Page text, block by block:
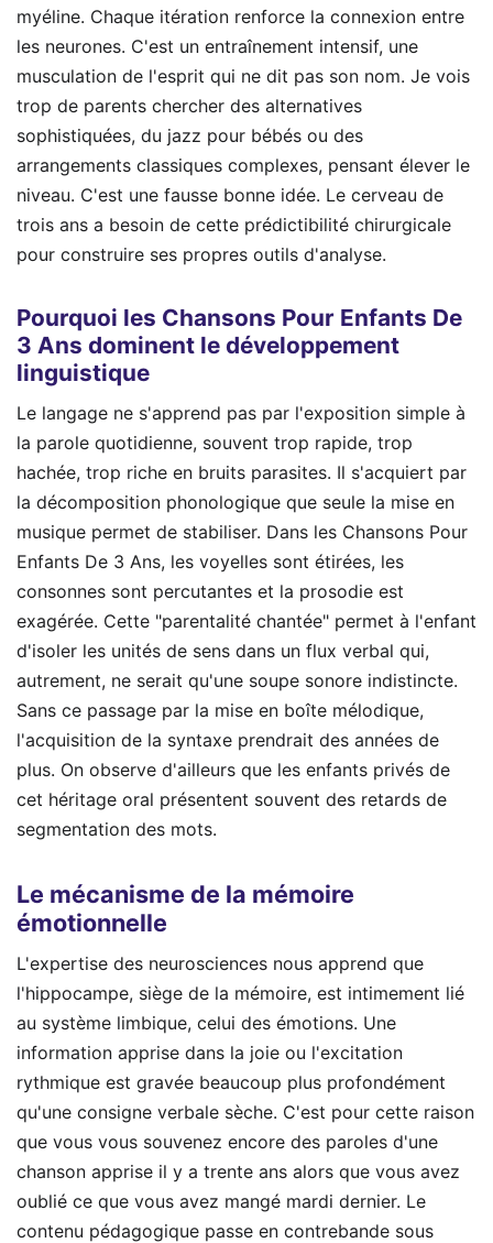
myéline. Chaque itération renforce la connexion entre
les neurones. C'est un entraînement intensif, une
musculation de l'esprit qui ne dit pas son nom. Je vois
trop de parents chercher des alternatives
sophistiquées, du jazz pour bébés ou des
arrangements classiques complexes, pensant élever le
niveau. C'est une fausse bonne idée. Le cerveau de
trois ans a besoin de cette prédictibilité chirurgicale
pour construire ses propres outils d'analyse.
Pourquoi les Chansons Pour Enfants De
3 Ans dominent le développement
linguistique
Le langage ne s'apprend pas par l'exposition simple à
la parole quotidienne, souvent trop rapide, trop
hachée, trop riche en bruits parasites. Il s'acquiert par
la décomposition phonologique que seule la mise en
musique permet de stabiliser. Dans les Chansons Pour
Enfants De 3 Ans, les voyelles sont étirées, les
consonnes sont percutantes et la prosodie est
exagérée. Cette "parentalité chantée" permet à l'enfant
d'isoler les unités de sens dans un flux verbal qui,
autrement, ne serait qu'une soupe sonore indistincte.
Sans ce passage par la mise en boîte mélodique,
l'acquisition de la syntaxe prendrait des années de
plus. On observe d'ailleurs que les enfants privés de
cet héritage oral présentent souvent des retards de
segmentation des mots.
Le mécanisme de la mémoire
émotionnelle
L'expertise des neurosciences nous apprend que
l'hippocampe, siège de la mémoire, est intimement lié
au système limbique, celui des émotions. Une
information apprise dans la joie ou l'excitation
rythmique est gravée beaucoup plus profondément
qu'une consigne verbale sèche. C'est pour cette raison
que vous vous souvenez encore des paroles d'une
chanson apprise il y a trente ans alors que vous avez
oublié ce que vous avez mangé mardi dernier. Le
contenu pédagogique passe en contrebande sous